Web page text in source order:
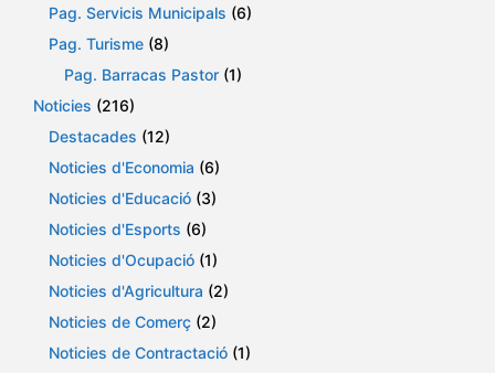
Pag. Servicis Municipals (6)
Pag. Turisme (8)
Pag. Barracas Pastor (1)
Noticies (216)
Destacades (12)
Noticies d'Economia (6)
Noticies d'Educació (3)
Noticies d'Esports (6)
Noticies d'Ocupació (1)
Noticies d'Agricultura (2)
Noticies de Comerç (2)
Noticies de Contractació (1)